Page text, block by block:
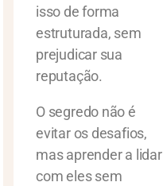
isso de forma
estruturada, sem
prejudicar sua
reputação.
O segredo não é
evitar os desafios,
mas aprender a lidar
com eles sem